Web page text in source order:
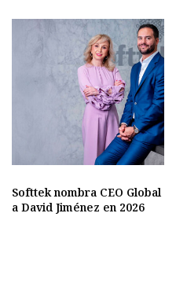
Softtek nombra CEO Global
a David Jiménez en 2026